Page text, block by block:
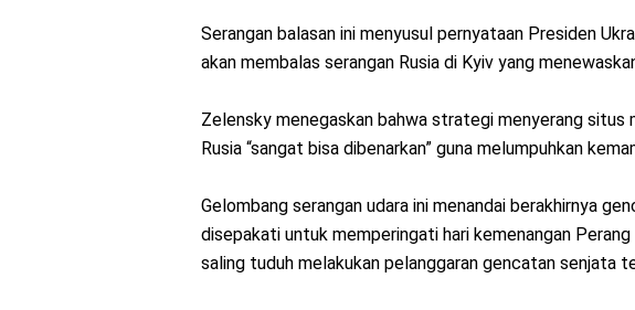
Serangan balasan ini menyusul pernyataan Presiden
akan membalas serangan Rusia di Kyiv yang
Zelensky menegaskan bahwa strategi menyerang situs
Rusia “sangat bisa dibenarkan” guna melumpuhkan
Gelombang serangan udara ini menandai berakhirnya
disepakati untuk memperingati hari kemenangan
saling tuduh melakukan pelanggaran gencatan senjata